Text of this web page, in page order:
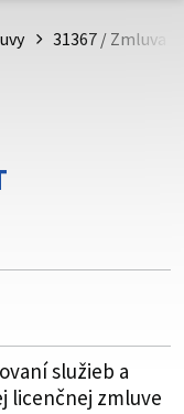
informácie iba
stránka
webového sídla.
31367 / Zmluva
služieb a
licenčnej zmluve